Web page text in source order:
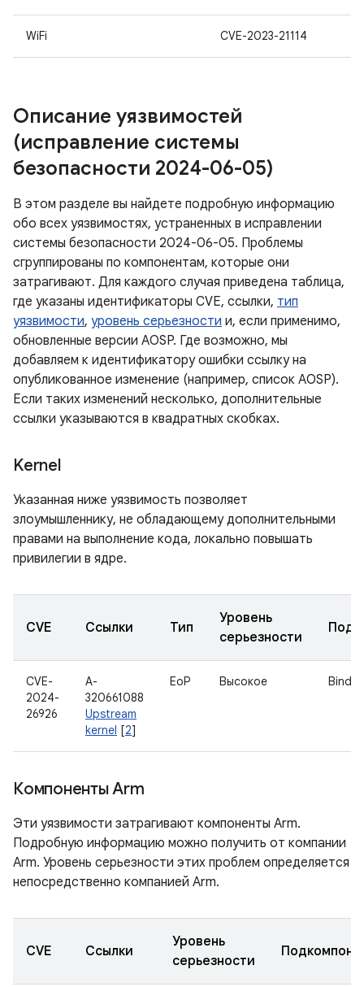
WiFi CVE-2023-21114
Описание уязвимостей
(исправление системы
безопасности 2024-06-05)
В этом разделе вы найдете подробную информацию
обо всех уязвимостях, устраненных в исправлении
системы безопасности 2024-06-05. Проблемы
сгруппированы по компонентам, которые они
затрагивают. Для каждого случая приведена таблица,
где указаны идентификаторы CVE, ссылки, тип
уязвимости, уровень серьезности и, если применимо,
обновленные версии AOSP. Где возможно, мы
добавляем к идентификатору ошибки ссылку на
опубликованное изменение (например, список AOSP).
Если таких изменений несколько, дополнительные
ссылки указываются в квадратных скобках.
Kernel
Указанная ниже уязвимость позволяет
злоумышленнику, не обладающему дополнительными
правами на выполнение кода, локально повышать
привилегии в ядре.
CVE Ссылки Тип
Уровень
серьезности
CVE-
2024-
26926
A-
320661088
Upstream
kernel [2]
EoP Высокое Binder
Компоненты Arm
Эти уязвимости затрагивают компоненты Arm.
Подробную информацию можно получить от компании
Arm. Уровень серьезности этих проблем определяется
непосредственно компанией Arm.
CVE Ссылки
Уровень
серьезности